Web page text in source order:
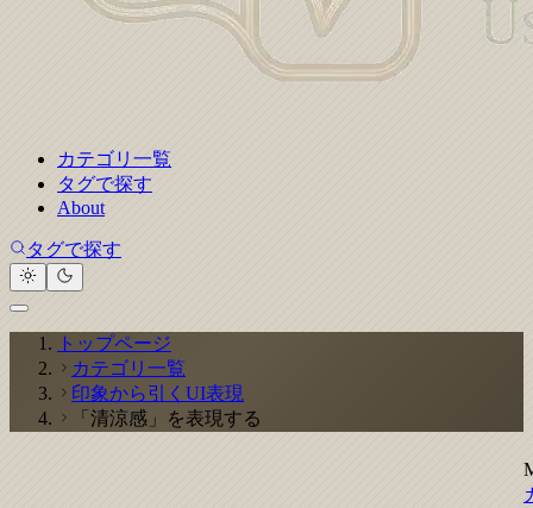
カテゴリ一覧
タグで探す
About
タグで探す
トップページ
カテゴリ一覧
印象から引くUI表現
「清涼感」を表現する